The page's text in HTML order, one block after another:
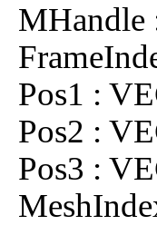
MHandle
Pos1 :
Pos2 :
Pos3 :